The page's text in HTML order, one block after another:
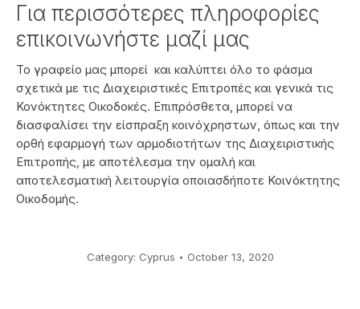
Για περισσότερες πληροφορίες
επικοινωνήστε μαζί μας
Το γραφείο μας μπορεί και καλύπτει όλο το φάσμα
σχετικά με τις Διαχειριστικές Επιτροπές και γενικά τις
Κονόκτητες Οικοδοκές. Επιπρόσθετα, μπορεί να
διασφαλίσει την είσπραξη κοινόχρηστων, όπως και την
ορθή εφαρμογή των αρμοδιοτήτων της Διαχειριστικής
Επιτροπής, με αποτέλεσμα την ομαλή και
αποτελεσματική λειτουργία οποιασδήποτε Κοινόκτητης
Οικοδομής.
Category: Cyprus October 13, 2020